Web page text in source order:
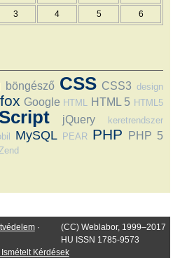
3 4 5 6
böngésző CSS CSS3 design
Google HTML HTML 5 HTML5
jQuery keretrendszer
MySQL PEAR PHP PHP 5
(CC) Weblabor, 1999–2017
HU ISSN 1785-9573
·
Kérdések